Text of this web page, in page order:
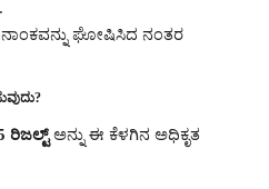
ಘೋಷಿಸಿದ ನಂತರ
ರಿಜಲ್ಟ್ಅನ್ನು ಈ ಕೆಳಗಿನ ಅಧಿಕೃತ